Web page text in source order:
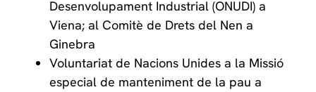
Desenvolupament Industrial (ONUDI) a
Viena; al Comitè de Drets del Nen a
Ginebra
Voluntariat de Nacions Unides a la Missió
especial de manteniment de la pau a